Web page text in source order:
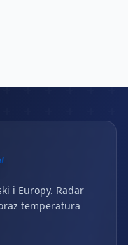
i Europy. Radar
temperatura